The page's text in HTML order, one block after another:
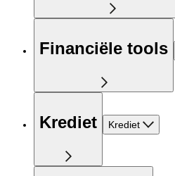
Financiële tools
Krediet Krediet